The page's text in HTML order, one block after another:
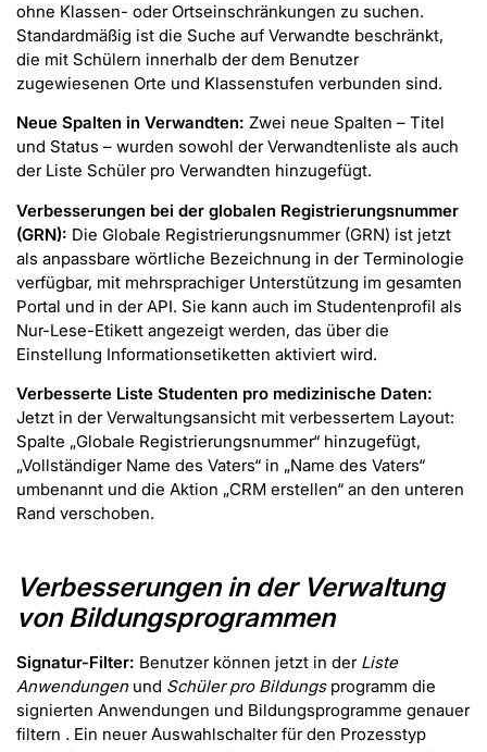
ohne Klassen- oder Ortseinschränkungen zu suchen.
Standardmäßig ist die Suche auf Verwandte beschränkt,
die mit Schülern innerhalb der dem Benutzer
zugewiesenen Orte und Klassenstufen verbunden sind.
Neue Spalten in Verwandten: Zwei neue Spalten – Titel
und Status – wurden sowohl der Verwandtenliste als auch
der Liste Schüler pro Verwandten hinzugefügt.
Verbesserungen bei der globalen Registrierungsnummer
(GRN): Die Globale Registrierungsnummer (GRN) ist jetzt
als anpassbare wörtliche Bezeichnung in der Terminologie
verfügbar, mit mehrsprachiger Unterstützung im gesamten
Portal und in der API. Sie kann auch im Studentenprofil als
Nur-Lese-Etikett angezeigt werden, das über die
Einstellung Informationsetiketten aktiviert wird.
Verbesserte Liste Studenten pro medizinische Daten:
Jetzt in der Verwaltungsansicht mit verbessertem Layout:
Spalte „Globale Registrierungsnummer“ hinzugefügt,
„Vollständiger Name des Vaters“ in „Name des Vaters“
umbenannt und die Aktion „CRM erstellen“ an den unteren
Rand verschoben.
Verbesserungen in der Verwaltung
von Bildungsprogrammen
Signatur-Filter: Benutzer können jetzt in der Liste
Anwendungen und Schüler pro Bildungsprogramm die
signierten Anwendungen und Bildungsprogramme genauer
filtern . Ein neuer Auswahlschalter für den Prozesstyp